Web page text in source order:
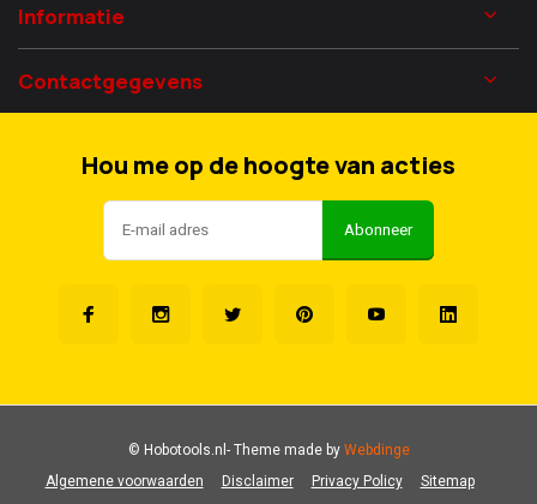
Informatie
Contactgegevens
Hou me op de hoogte van acties
Abonneer
Algemene voorwaarden Disclaimer Privacy Policy Sitemap
© Hobotools.nl- Theme made byWebdinge